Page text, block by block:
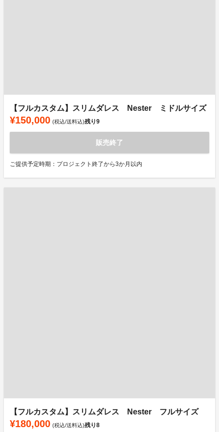
【フルカスタム】スリムダレス Nester ミドルサイズ
¥150,000 (税込/送料込)残り9
販売終了
ご提供予定時期：プロジェクト終了から3か月以内
【フルカスタム】スリムダレス Nester フルサイズ
¥180,000 (税込/送料込)残り8